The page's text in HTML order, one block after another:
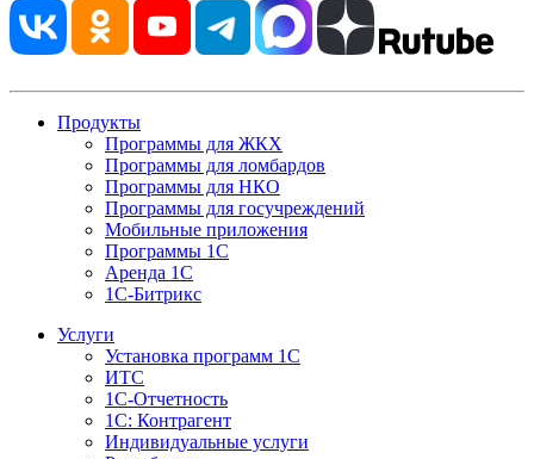
Продукты
Программы для ЖКХ
Программы для ломбардов
Программы для НКО
Программы для госучреждений
Мобильные приложения
Программы 1С
Аренда 1С
1С-Битрикс
Услуги
Установка программ 1С
ИТС
1С-Отчетность
1С: Контрагент
Индивидуальные услуги